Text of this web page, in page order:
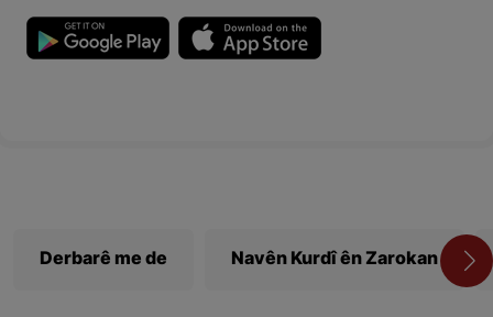
Derbarê me de Navên Kurdî ên Zarokan